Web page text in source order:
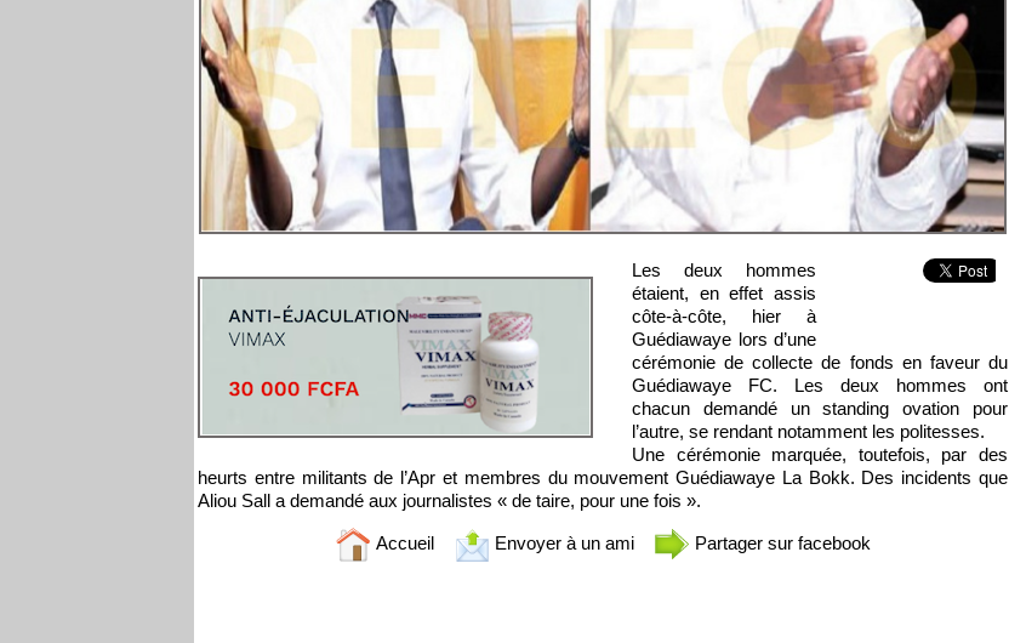
Les deux hommes
étaient, en effet assis
côte-à-côte, hier à
Guédiawaye lors d’une
cérémonie de collecte de fonds en faveur du
Guédiawaye FC. Les deux hommes ont
chacun demandé un standing ovation pour
l’autre, se rendant notamment les politesses.
Une cérémonie marquée, toutefois, par des
heurts entre militants de l’Apr et membres du mouvement Guédiawaye La Bokk. Des incidents que
Aliou Sall a demandé aux journalistes « de taire, pour une fois ».
Accueil Envoyer à un ami Partager sur facebook